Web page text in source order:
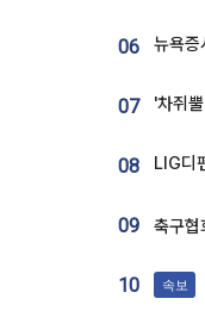
06
07
08
09
10 속보